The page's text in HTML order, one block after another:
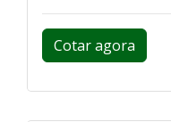
Cotar agora